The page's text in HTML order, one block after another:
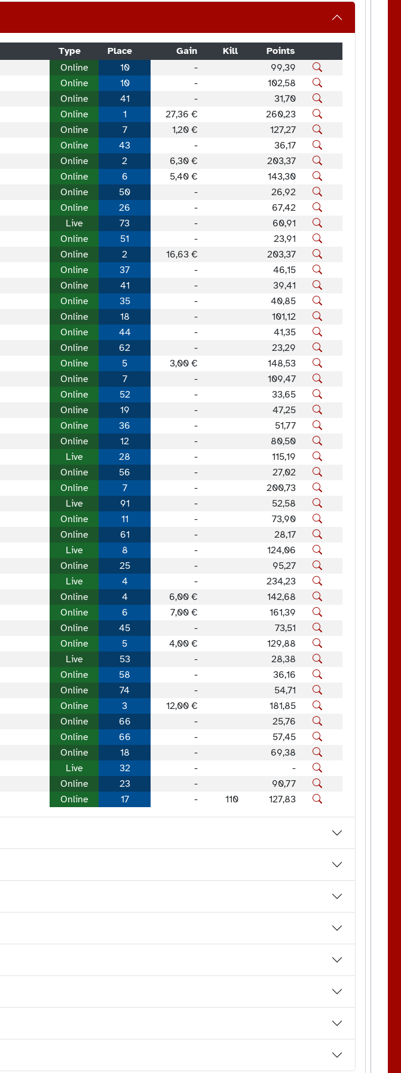
Type Place Gain Kill
Points
Online 10 -
99,39
Online 10 -
102,58
Online 41 -
31,70
Online 1 27,36 €
260,23
Online 7 1,20 €
127,27
Online 43 -
36,17
Online 2 6,30 €
203,37
Online 6 5,40 €
143,30
Online 50 -
26,92
Online 26 -
67,42
Live 73 -
60,91
Online 51 -
23,91
Online 2 16,63 €
203,37
Online 37 -
46,15
Online 41 -
39,41
Online 35 -
40,85
Online 18 -
101,12
Online 44 -
41,35
Online 62 -
23,29
Online 5 3,00 €
148,53
Online 7 -
109,47
Online 52 -
33,65
Online 19 -
47,25
Online 36 -
51,77
Online 12 -
80,50
Live 28 -
115,19
Online 56 -
27,02
Online 7 -
200,73
Live 91 -
52,58
Online 11 -
73,90
Online 61 -
28,17
Live 8 -
124,06
Online 25 -
95,27
Live 4 -
234,23
Online 4 6,00 €
142,68
Online 6 7,00 €
161,39
Online 45 -
73,51
Online 5 4,00 €
129,88
Live 53 -
28,38
Online 58 -
36,16
Online 74 -
54,71
Online 3 12,00 €
181,85
Online 66 -
25,76
Online 66 -
57,45
Online 18 -
69,38
Live 32 -
-
Online 23 -
90,77
Online 17 - 110 127,83